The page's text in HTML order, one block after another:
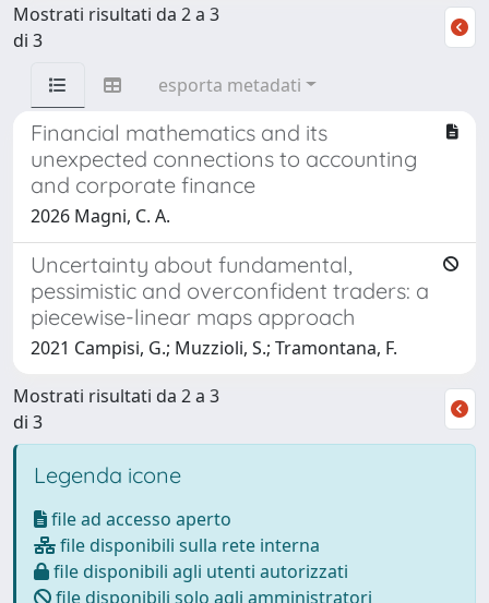
Mostrati risultati da 2 a 3
di 3
esporta metadati
Financial mathematics and its
unexpected connections to accounting
and corporate finance
2026 Magni, C. A.
Uncertainty about fundamental,
pessimistic and overconfident traders: a
piecewise-linear maps approach
2021 Campisi, G.; Muzzioli, S.; Tramontana, F.
Mostrati risultati da 2 a 3
di 3
Legenda icone
file ad accesso aperto
file disponibili sulla rete interna
file disponibili agli utenti autorizzati
file disponibili solo agli amministratori